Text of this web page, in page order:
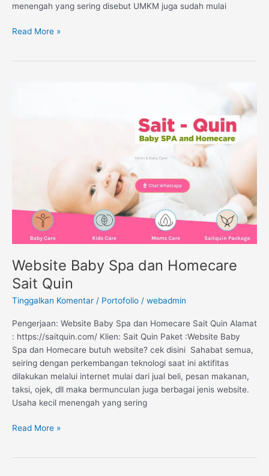
menengah yang sering disebut UMKM juga sudah mulai
Read More »
Website Baby Spa dan Homecare
Sait Quin
Tinggalkan Komentar / Portofolio / webadmin
Pengerjaan: Website Baby Spa dan Homecare Sait Quin Alamat
: https://saitquin.com/ Klien: Sait Quin Paket :Website Baby
Spa dan Homecare butuh website? cek disini Sahabat semua,
seiring dengan perkembangan teknologi saat ini aktifitas
dilakukan melalui internet mulai dari jual beli, pesan makanan,
taksi, ojek, dll maka bermunculan juga berbagai jenis website.
Usaha kecil menengah yang sering
Read More »